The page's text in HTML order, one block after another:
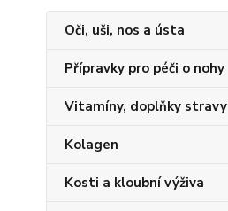
Oči, uši, nos a ústa
Přípravky pro péči o nohy
Vitamíny, doplňky stravy
Kolagen
Kosti a kloubní výživa